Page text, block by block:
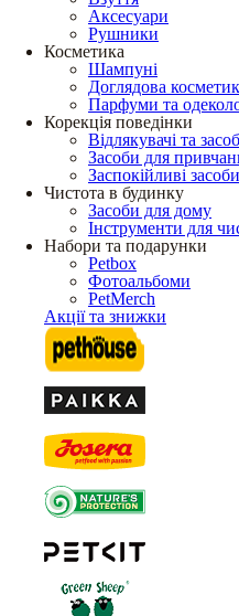
Аксесуари
Рушники
Косметика
Шампуні
Доглядова
Парфуми та
Корекція поведінки
Відлякувачі та
Засоби для
Заспокійливі засоби
Чистота в будинку
Засоби для дому
Інструменти для
Набори та подарунки
Petbox
Фотоальбоми
PetMerch
Акції та знижки